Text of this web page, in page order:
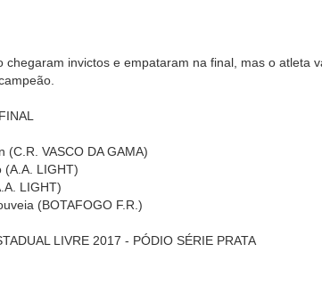
chegaram invictos e empataram na final, mas o atleta
(C.R. VASCO DA GAMA)
(A.A. LIGHT)
LIGHT)
(BOTAFOGO F.R.)
LIVRE 2017 - PÓDIO SÉRIE PRATA